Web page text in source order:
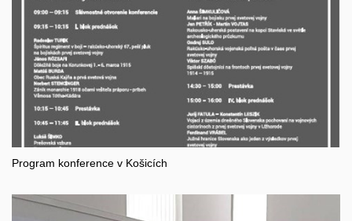
Program konference v Košicích